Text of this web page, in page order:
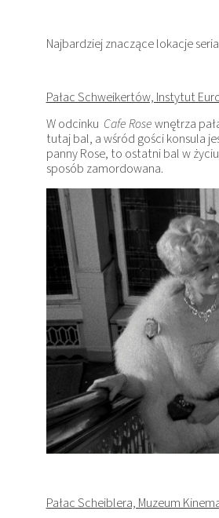
Najbardziej znaczące lokacje
Pałac Schweikertów, Instytut
W odcinku Cafe Rosewnętrza
tutaj bal, a wśród gości konsula
panny Rose, to ostatni bal w
sposób zamordowana.
Pałac Scheiblera, Muzeum